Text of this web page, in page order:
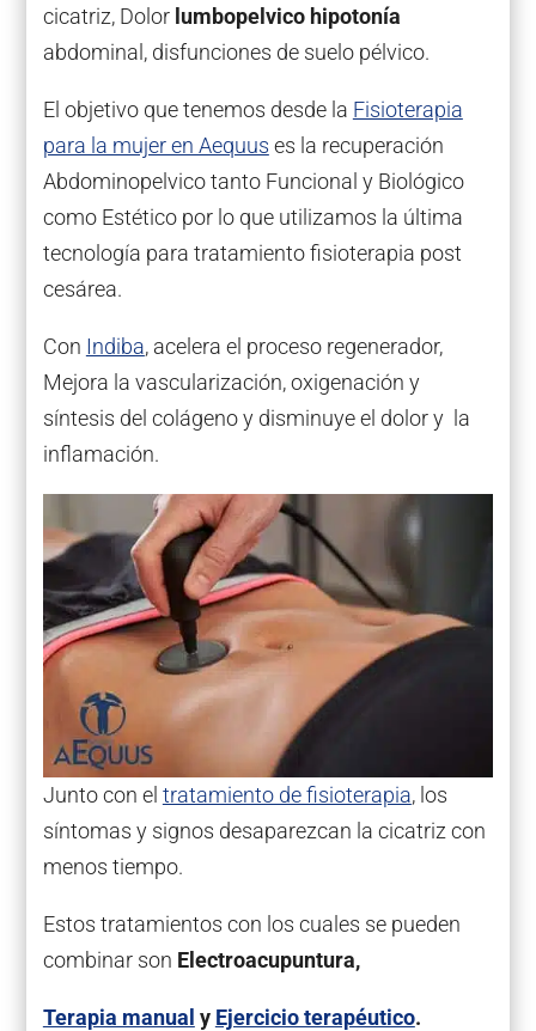
cicatriz, Dolor lumbopelvico hipotonía
abdominal, disfunciones de suelo pélvico.
El objetivo que tenemos desde la Fisioterapia
para la mujer en Aequus es la recuperación
Abdominopelvico tanto Funcional y Biológico
como Estético por lo que utilizamos la última
tecnología para tratamiento fisioterapia post
cesárea.
Con Indiba, acelera el proceso regenerador,
Mejora la vascularización, oxigenación y
síntesis del colágeno y disminuye el dolor y la
inflamación.
Junto con el tratamiento de fisioterapia, los
síntomas y signos desaparezcan la cicatriz con
menos tiempo.
Estos tratamientos con los cuales se pueden
combinar son Electroacupuntura,
Terapia manual y Ejercicio terapéutico.